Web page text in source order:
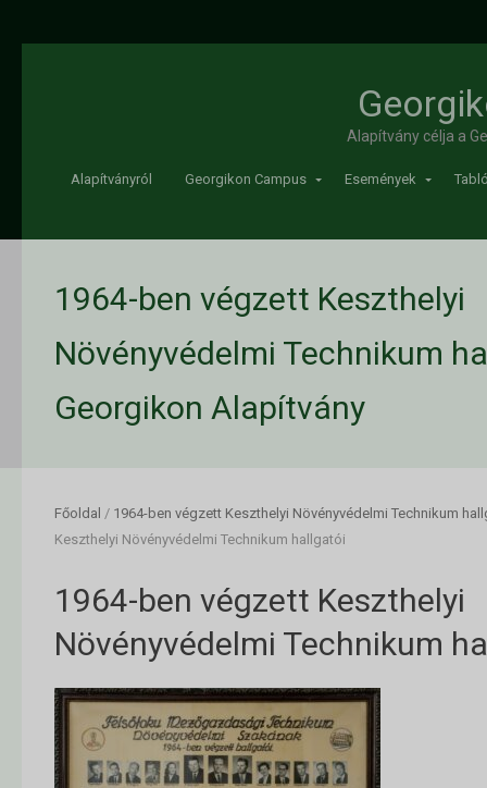
Alapítvány célja a
Alapítványról Georgikon Campus Események
1964-ben végzett Keszthelyi
Növényvédelmi Technikum
Georgikon Alapítvány
Főoldal / 1964-ben végzett Keszthelyi Növényvédelmi Technikum
Keszthelyi Növényvédelmi Technikum hallgatói
1964-ben végzett Keszthelyi
Növényvédelmi Technikum